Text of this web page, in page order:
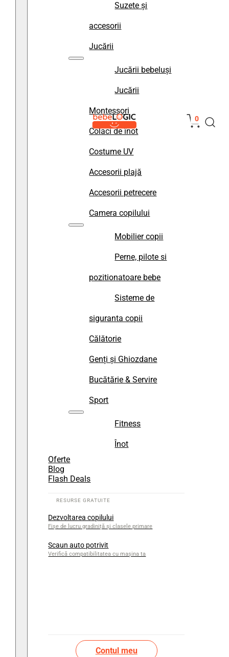
Suzete și
accesorii
Jucării
Jucării bebeluși
Jucării
Montessori
Colaci de înot
Costume UV
Accesorii plajă
Accesorii petrecere
Camera copilului
Mobilier copii
Perne, pilote si
pozitionatoare bebe
Sisteme de
siguranta copii
Călătorie
Genți și Ghiozdane
Bucătărie & Servire
Sport
Fitness
Înot
Oferte
Blog
Flash Deals
Dezvoltarea copilului
Fișe de lucru gradiniță și clasele primare
Scaun auto potrivit
Verifică compatibilitatea cu mașina ta
Contul meu
0